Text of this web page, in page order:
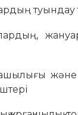
туындау
және